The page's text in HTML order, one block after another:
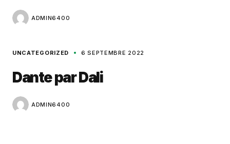
ADMIN6400
UNCATEGORIZED 6 SEPTEMBRE 2022
Dante par Dali
ADMIN6400